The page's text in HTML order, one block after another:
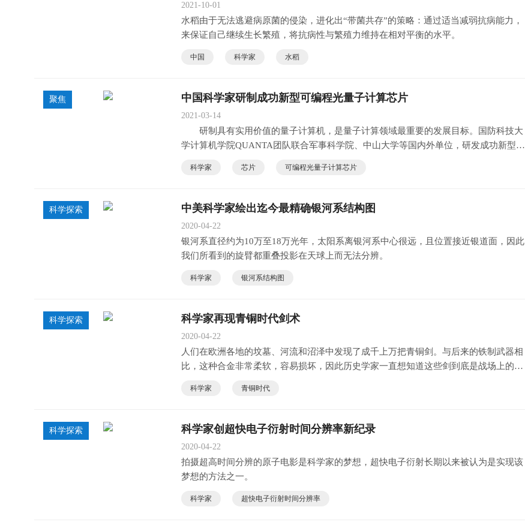
2021-10-01
水稻由于无法逃避病原菌的侵染，进化出“带菌共存”的策略：通过适当减弱抗病能力，
来保证自己继续生长繁殖，将抗病性与繁殖力维持在相对平衡的水平。
中国 科学家 水稻
聚焦 中国科学家研制成功新型可编程光量子计算芯片
2021-03-14
研制具有实用价值的量子计算机，是量子计算领域最重要的发展目标。国防科技大
学计算机学院QUANTA团队联合军事科学院、中山大学等国内外单位，研发成功新型可
科学家 芯片 可编程光量子计算芯片
科学探索 中美科学家绘出迄今最精确银河系结构图
2020-04-22
银河系直径约为10万至18万光年，太阳系离银河系中心很远，且位置接近银道面，因此
我们所看到的旋臂都重叠投影在天球上而无法分辨。
科学家 银河系结构图
科学探索 科学家再现青铜时代剑术
2020-04-22
人们在欧洲各地的坟墓、河流和沼泽中发现了成千上万把青铜剑。与后来的铁制武器相
比，这种合金非常柔软，容易损坏，因此历史学家一直想知道这些剑到底是战场上的武
科学家 青铜时代
科学探索 科学家创超快电子衍射时间分辨率新纪录
2020-04-22
拍摄超高时间分辨的原子电影是科学家的梦想，超快电子衍射长期以来被认为是实现该
梦想的方法之一。
科学家 超快电子衍射时间分辨率